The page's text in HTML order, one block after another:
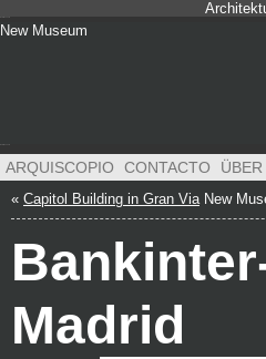
New Museum
ARQUISCOPIO CONTACTO ÜBER
« Capitol Building in Gran ViaNew
Madrid